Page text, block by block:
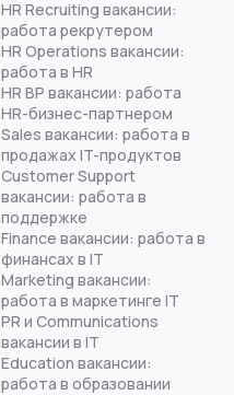
HR Recruiting вакансии:
работа рекрутером
HR Operations вакансии:
работа в HR
HR BP вакансии: работа
HR-бизнес-партнером
Sales вакансии: работа в
продажах IT-продуктов
Customer Support
вакансии: работа в
поддержке
Finance вакансии: работа в
финансах в IT
Marketing вакансии:
работа в маркетинге IT
PR и Communications
вакансии в IT
Education вакансии:
работа в образовании